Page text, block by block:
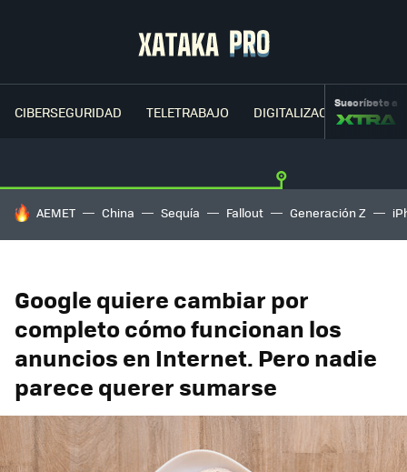
CIBERSEGURIDAD TELETRABAJO DIGITALIZACIÓNSuscríbete a
HOY SE HABLA DE
AEMET China Sequía Fallout Generación Z
Google quiere cambiar por
completo cómo funcionan los
anuncios en Internet. Pero nadie
parece querer sumarse